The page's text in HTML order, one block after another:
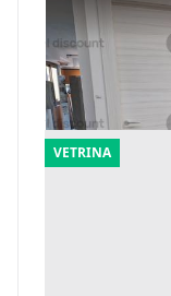
11#9933
Mandas
Offerta minima
1.148 €
VETRINA